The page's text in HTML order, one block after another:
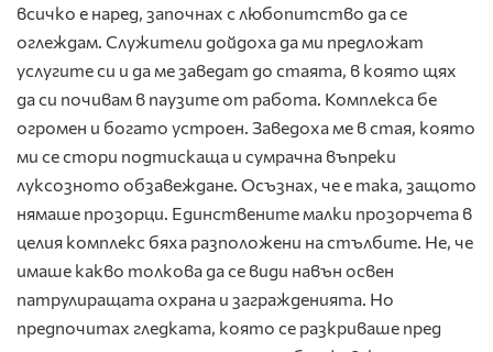
всичко е наред, започнах с любопитство да се
оглеждам. Служители дойдоха да ми предложат
услугите си и да ме заведат до стаята, в която щях
да си почивам в паузите от работа. Комплекса бе
огромен и богато устроен. Заведоха ме в стая, която
ми се стори подтискаща и сумрачна въпреки
луксозното обзавеждане. Осъзнах, че е така, защото
нямаше прозорци. Единствените малки прозорчета в
целия комплекс бяха разположени на стълбите. Не, че
имаше какво толкова да се види навън освен
патрулиращата охрана и загражденията. Но
предпочитах гледката, която се разкриваше пред